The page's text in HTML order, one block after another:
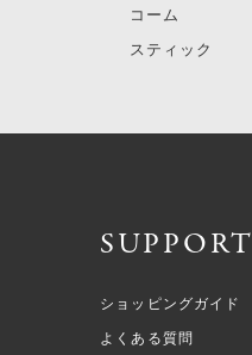
コーム
スティック
SUPPORT
ショッピングガイド
よくある質問